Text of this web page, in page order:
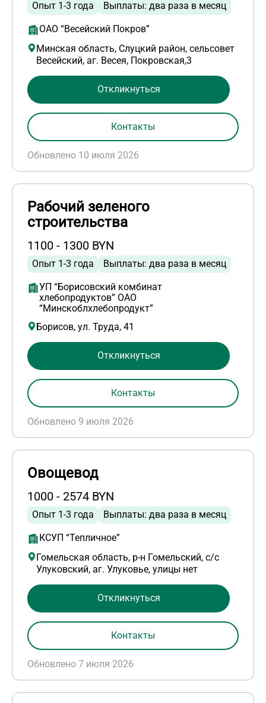
Опыт 1-3 года Выплаты: два раза в месяц
ОАО “Весейский Покров”
Минская область, Слуцкий район, сельсовет
Весейский, аг. Весея, Покровская,3
Обновлено 10 июля 2026
Откликнуться
Контакты
Рабочий зеленого
строительства
1100 - 1300 BYN
Опыт 1-3 года Выплаты: два раза в месяц
УП “Борисовский комбинат
хлебопродуктов” ОАО
“Минскоблхлебопродукт”
Борисов, ул. Труда, 41
Обновлено 9 июля 2026
Откликнуться
Контакты
Овощевод
1000 - 2574 BYN
Опыт 1-3 года Выплаты: два раза в месяц
КСУП “Тепличное”
Гомельская область, р-н Гомельский, с/с
Улуковский, аг. Улуковье, улицы нет
Обновлено 7 июля 2026
Откликнуться
Контакты